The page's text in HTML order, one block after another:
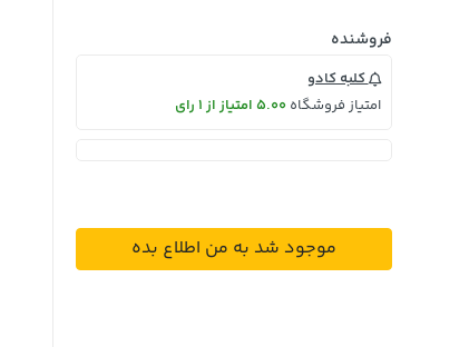
فروشنده
کلبه کادو
امتیاز فروشگاه5.00 امتیاز از 1 رای
موجود شد به من اطلاع بده